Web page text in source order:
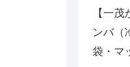
【一
ンバ（
袋・マ